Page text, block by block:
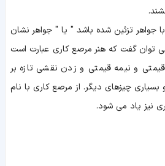
جواهر تزئین شده باشد " یا " جواهر نشان
توان گفت که هنر مرصع کاری عبارت است
و نیمه قیمتی و زدن نقشی تازه بر
چیزهای دیگر. از مرصع کاری با نام
نیز یاد می شود.